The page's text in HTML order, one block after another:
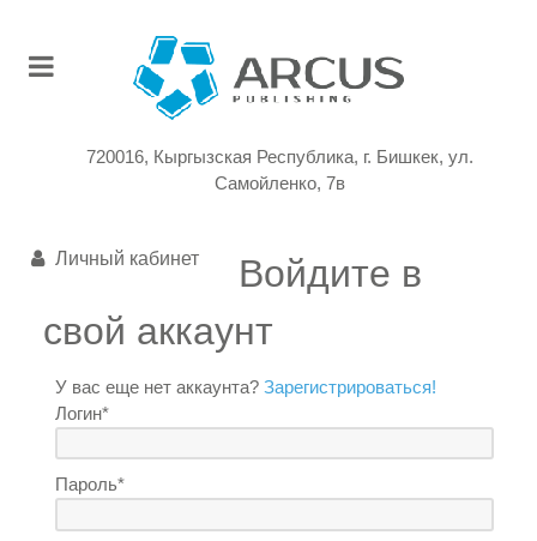
720016, Кыргызская Республика, г. Бишкек, ул.
Самойленко, 7в
Личный кабинет
Войдите в
свой аккаунт
У вас еще нет аккаунта?Зарегистрироваться!
Логин*
Пароль*